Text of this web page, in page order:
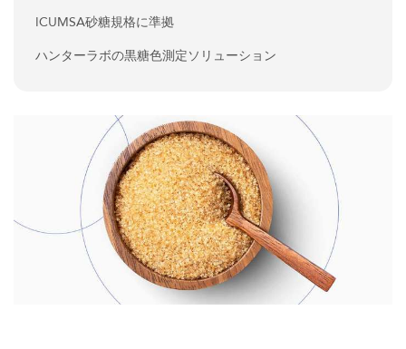
ICUMSA砂糖規格に準拠
ハンターラボの黒糖色測定ソリューション